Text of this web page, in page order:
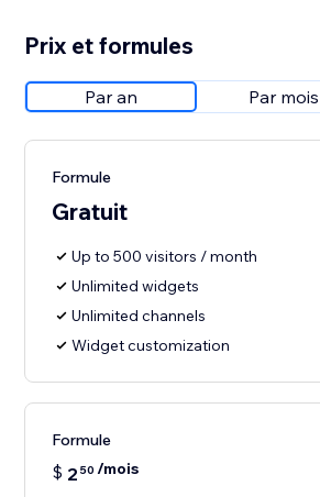
Prix et formules
Par an Par mois
Formule
Gratuit
Up to 500 visitors / month
Unlimited widgets
Unlimited channels
Widget customization
Formule
$ 2 50 /mois